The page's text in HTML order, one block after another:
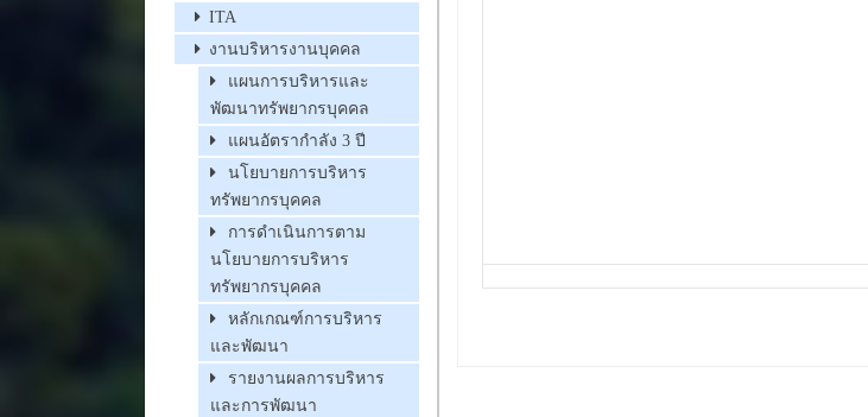
ITA
งานบริหารงานบุคคล
แผนการบริหารและ
พัฒนาทรัพยากรบุคคล
แผนอัตรากำลัง 3 ปี
นโยบายการบริหาร
ทรัพยากรบุคคล
การดำเนินการตาม
นโยบายการบริหาร
ทรัพยากรบุคคล
หลักเกณฑ์การบริหาร
และพัฒนา
รายงานผลการบริหาร
และการพัฒนา